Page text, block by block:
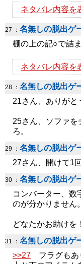
ネタバレ内容を
27 ： 名無しの脱出ゲ
棚の上の記○で詰
ネタバレ内容を
28 ： 名無しの脱出ゲ
21さん、ありがと
25さん、ソファを
ろ。
29 ： 名無しの脱出ゲ
27さん、開けて1
30 ： 名無しの脱出ゲ
コンバーター、数
のが分かりません
どなたかお助けを！
31 ： 名無しの脱出ゲ
>>27 フラグもあ